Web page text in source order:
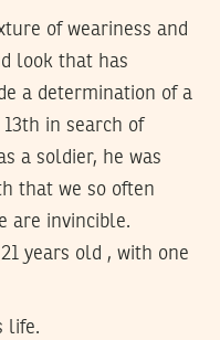
of weariness and
look that has
a determination of a
in search of
a soldier, he was
that we so often
are invincible.
years old , with one
life.